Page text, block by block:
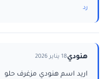
رد
هنودي18 يناير 2026
اريد اسم هنودي مزغرف حلو